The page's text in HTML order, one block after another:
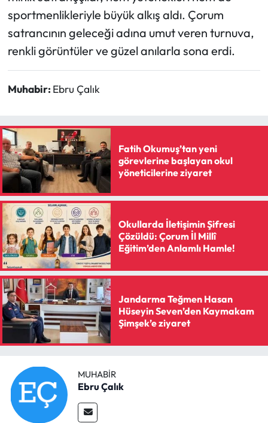
sportmenlikleriyle büyük alkış aldı. Çorum
satrancının geleceği adına umut veren turnuva,
renkli görüntüler ve güzel anılarla sona erdi.
Muhabir: Ebru Çalık
Fatih Okumuş’tan yeni
görevlerine başlayan okul
yöneticilerine ziyaret
Okullarda İletişimin Şifresi
Çözüldü: Çorum İl Millî
Eğitim’den Anlamlı Hamle!
Jandarma Teğmen Hasan
Hüseyin Seven’den Kaymakam
Şimşek’e ziyaret
MUHABIR
Ebru Çalık